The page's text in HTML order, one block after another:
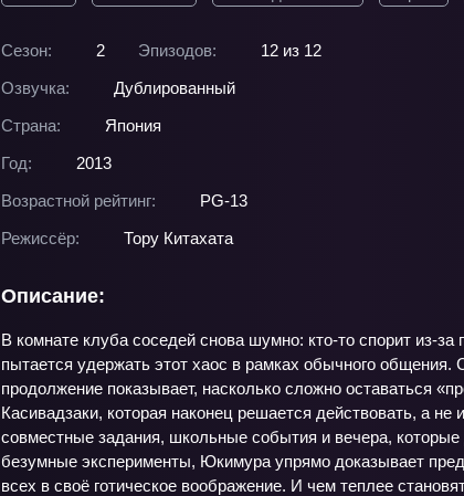
Сезон: 2 Эпизодов:
12 из 12
Озвучка:
Дублированный
Страна:
Япония
Год:
2013
Возрастной рейтинг:
PG-13
Режиссёр:
Тору Китахата
Описание:
В комнате клуба соседей снова шумно: кто-то спорит
пытается удержать этот хаос в рамках обычного
продолжение показывает, насколько сложно оставаться
Касивадзаки, которая наконец решается действовать, а
совместные задания, школьные события и вечера,
безумные эксперименты, Юкимура упрямо доказывает
всех в своё готическое воображение. И чем теплее